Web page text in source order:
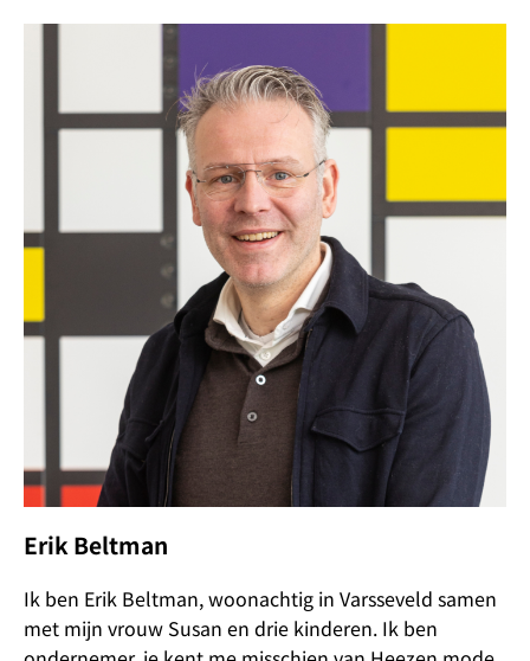
Erik Beltman
Ik ben Erik Beltman, woonachtig in Varsseveld samen
met mijn vrouw Susan en drie kinderen. Ik ben